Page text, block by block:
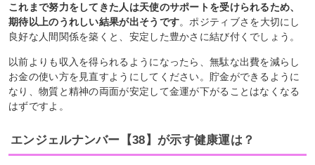
これまで努力をしてきた人は天使のサポートを受けられるため、
期待以上のうれしい結果が出そうです。ポジティブさを大切にし
良好な人間関係を築くと、安定した豊かさに結び付くでしょう。
以前よりも収入を得られるようになったら、無駄な出費を減らし
お金の使い方を見直すようにしてください。貯金ができるように
なり、物質と精神の両面が安定して金運が下がることはなくなる
はずですよ。
エンジェルナンバー【38】が示す健康運は？